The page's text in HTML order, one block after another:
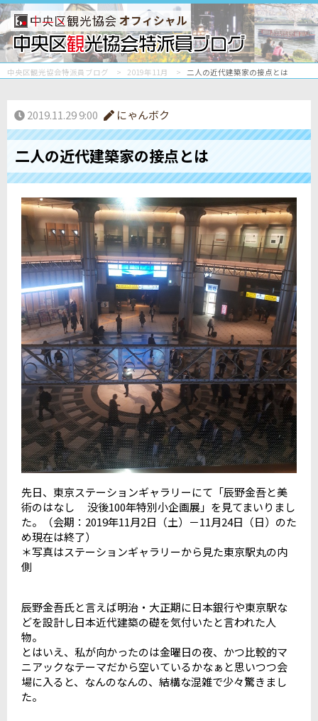
オフィシャル
中央区観光協会特派員ブログ 2019年11月 二人の近代建築家の接点とは
2019.11.29 9:00 にゃんボク
二人の近代建築家の接点とは
先日、東京ステーションギャラリーにて「辰野金吾と美
術のはなし 没後100年特別小企画展」を見てまいりまし
た。（会期：2019年11月2日（土）－11月24日（日）のた
め現在は終了）
＊写真はステーションギャラリーから見た東京駅丸の内
側
辰野金吾氏と言えば明治・大正期に日本銀行や東京駅な
どを設計し日本近代建築の礎を気付いたと言われた人
物。
とはいえ、私が向かったのは金曜日の夜、かつ比較的マ
ニアックなテーマだから空いているかなぁと思いつつ会
場に入ると、なんのなんの、結構な混雑で少々驚きまし
た。